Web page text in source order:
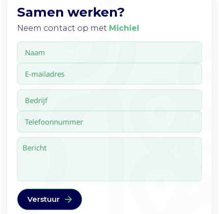
Samen werken?
Neem contact op met Michiel